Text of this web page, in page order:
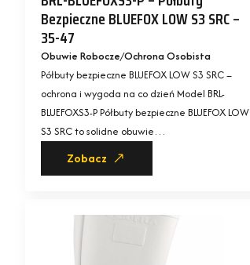
Bezpieczne BLUEFOX LOW S3 SRC –
35-47
Obuwie Robocze Ochrona Osobista
Półbuty bezpieczne BLUEFOX LOW S3 SRC –
ochrona i wygoda na co dzień Model BRL-
BLUEFOXS3-P Półbuty bezpieczne BLUEFOX LOW
S3 SRC to solidne obuwie…
Zobacz